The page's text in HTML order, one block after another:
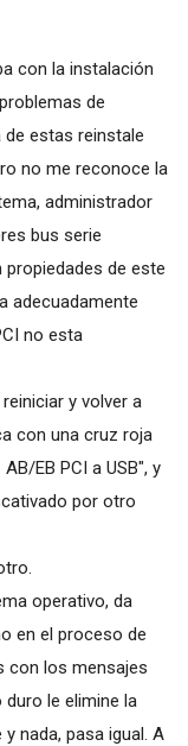
con la instalación
de
de estas reinstale
no me reconoce la
administrador
bus serie
de este
adecuadamente
no esta
y volver a
con una cruz roja
EB PCI a USB", y
por otro
operativo, da
en el proceso de
con los mensajes
le elimine la
nada, pasa igual. A